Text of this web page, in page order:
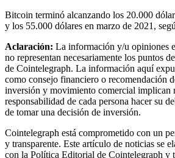
Bitcoin terminó alcanzando los 20.000
y los 55.000 dólares en marzo de 2021,
Aclaración: La información y/u opiniones
no representan necesariamente los puntos
de Cointelegraph. La información aquí
como consejo financiero o recomendación
inversión y movimiento comercial implican
responsabilidad de cada persona hacer su
de tomar una decisión de inversión.
Cointelegraph está comprometido con un
y transparente. Este artículo de noticias se
con la Política Editorial de Cointelegraph y